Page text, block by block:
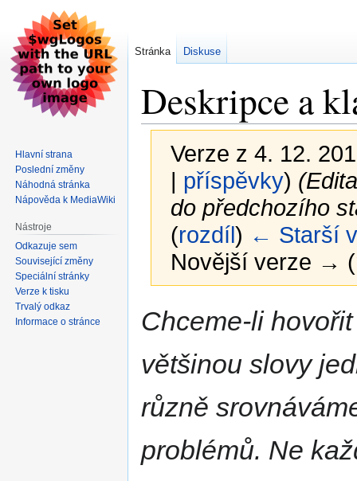
Deskripce a
Verze z 4. 12.
| příspěvky)
do předchozího
(rozdíl) ← Starší
Novější verze →
na
na
Chceme-li
většinou slovy
různě
problémů. Ne
Stránka Diskuse
Hlavní strana
Poslední změny
Náhodná stránka
Nápověda k MediaWiki
Nástroje
Odkazuje sem
Související změny
Speciální stránky
Verze k tisku
Trvalý odkaz
Informace o stránce